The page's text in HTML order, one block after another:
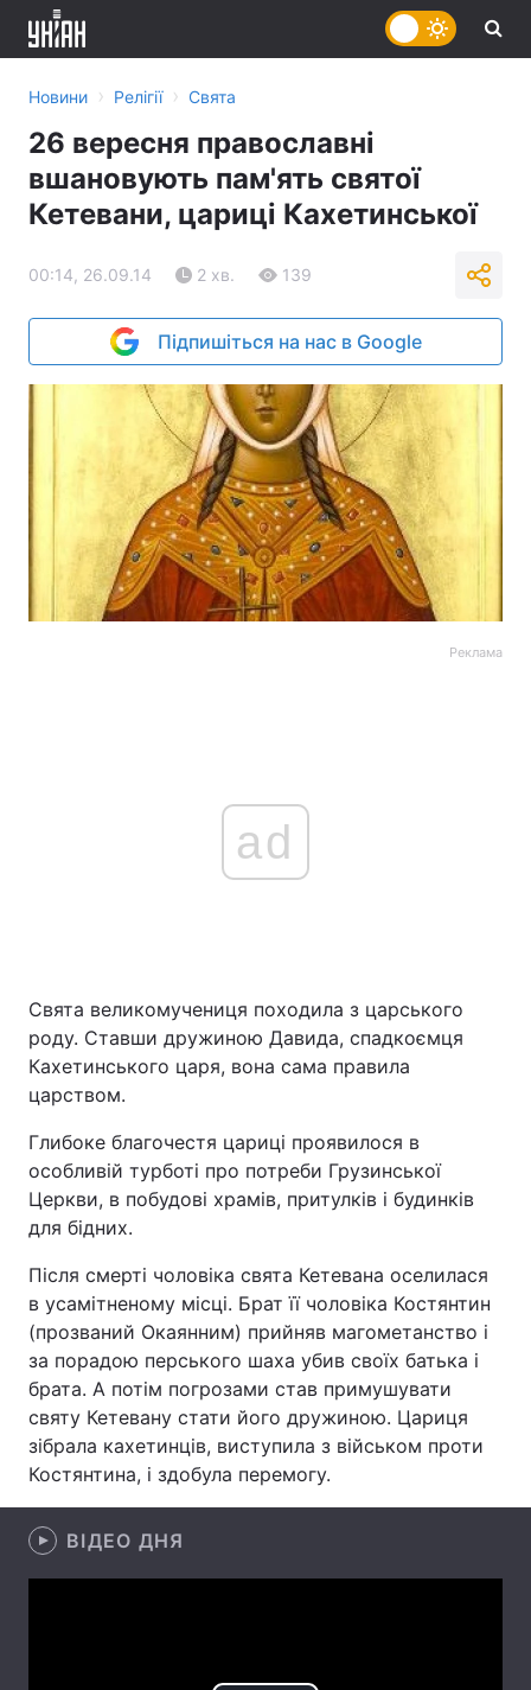
Головна Війна
Україна Політика
Економіка Світ
Спорт Наука
Техно і зв'язок Лайт
Зброя Інциденти
Здоров'я Туризм
Цікавинки
Екологія Регіони
Новини › Релігії › Свята
26 вересня православні
вшановують пам'ять святої
Кетевани, цариці Кахетинської
00:14, 26.09.14 2 хв. 139
Підпишіться на нас в Google
Реклама
ad
Свята великомучениця походила з царського
роду. Ставши дружиною Давида, спадкоємця
Кахетинського царя, вона сама правила
царством.
Глибоке благочестя цариці проявилося в
особливій турботі про потреби Грузинської
Церкви, в побудові храмів, притулків і будинків
для бідних.
Після смерті чоловіка свята Кетевана оселилася
в усамітненому місці. Брат її чоловіка Костянтин
(прозваний Окаянним) прийняв магометанство і
за порадою перського шаха убив своїх батька і
брата. А потім погрозами став примушувати
святу Кетевану стати його дружиною. Цариця
зібрала кахетинців, виступила з військом проти
Костянтина, і здобула перемогу.
ВІДЕО ДНЯ